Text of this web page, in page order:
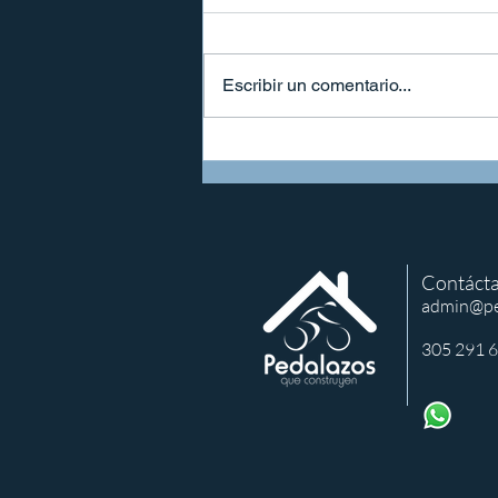
Escribir un comentario...
305 291